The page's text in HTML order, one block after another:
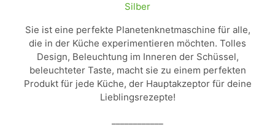
Silber
Sie ist eine perfekte Planetenknetmaschine für alle,
die in der Küche experimentieren möchten. Tolles
Design, Beleuchtung im Inneren der Schüssel,
beleuchteter Taste, macht sie zu einem perfekten
Produkt für jede Küche, der Hauptakzeptor für deine
Lieblingsrezepte!